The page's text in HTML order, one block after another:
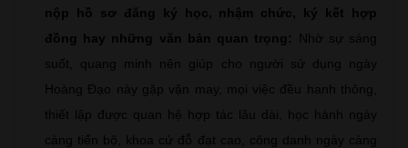
nộp hồ sơ đăng ký học, nhậm chức, ký kết hợp
đồng hay những văn bản quan trọng:
Nhờ sự sáng
suốt, quang minh nên giúp cho người sử dụng ngày
Hoàng Đạo này gặp vận may, mọi việc đều hanh thông,
thiết lập được quan hệ hợp tác lâu dài, học hành ngày
càng tiến bộ, khoa cử đỗ đạt cao, công danh ngày càng